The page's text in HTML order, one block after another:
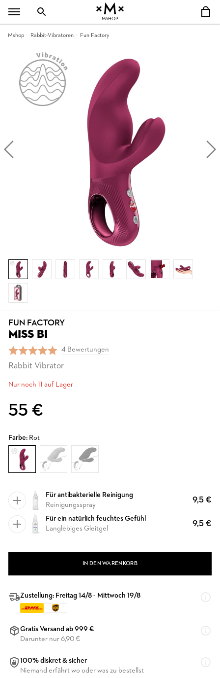
MSHOP
Mshop Rabbit-Vibratoren Fun Factory
FUN FACTORY
MISS BI
4 Bewertungen
Rabbit Vibrator
Nur noch 11 auf Lager
55 €
Farbe: Rot
Für antibakterielle Reinigung
Reinigungsspray
9,5 €
Für ein natürlich feuchtes Gefühl
Langlebiges Gleitgel
9,5 €
IN DEN WARENKORB
Zustellung: Freitag 14/8 - Mittwoch 19/8
Gratis Versand ab 999 €
Darunter nur 6,90 €
100% diskret & sicher
Niemand erfährt wo oder was zu bestellst